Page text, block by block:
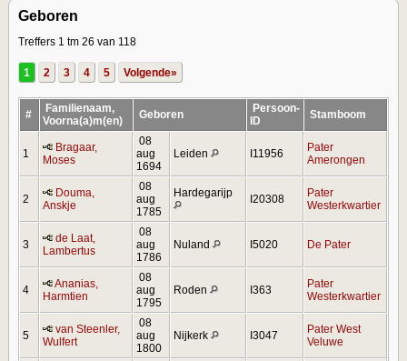
Geboren
Treffers 1 tm 26 van 118
1 2 3 4 5 Volgende»
#
Familienaam,
Voorna(a)m(en)
Geboren
Persoon-
ID
Stamboom
1
Bragaar,
Moses
08
aug
1694
Leiden I11956
Pater
Amerongen
2
Douma,
Anskje
08
aug
1785
Hardegarijp I20308
Pater
Westerkwartier
3
de Laat,
Lambertus
08
aug
1786
Nuland I5020 De Pater
4
Ananias,
Harmtien
08
aug
1795
Roden I363
Pater
Westerkwartier
5
van Steenler,
Wulfert
08
aug
1800
Nijkerk I3047
Pater West
Veluwe